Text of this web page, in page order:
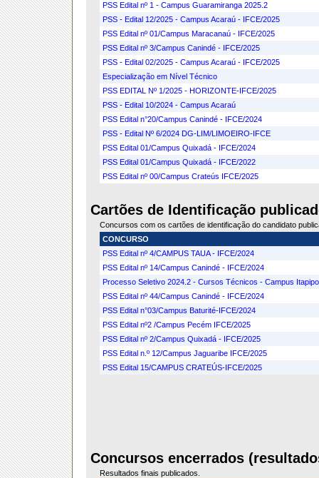
PSS Edital nº 1 - Campus Guaramiranga 2025.2
PSS - Edital 12/2025 - Campus Acaraú - IFCE/2025
PSS Edital nº 01/Campus Maracanaú - IFCE/2025
PSS Edital nº 3/Campus Canindé - IFCE/2025
PSS - Edital 02/2025 - Campus Acaraú - IFCE/2025
Especialização em Nível Técnico
PSS EDITAL Nº 1/2025 - HORIZONTE-IFCE/2025
PSS - Edital 10/2024 - Campus Acaraú
PSS Edital n°20/Campus Canindé - IFCE/2024
PSS - Edital Nº 6/2024 DG-LIM/LIMOEIRO-IFCE
PSS Edital 01/Campus Quixadá - IFCE/2024
PSS Edital 01/Campus Quixadá - IFCE/2022
PSS Edital nº 00/Campus Crateús IFCE/2025
Cartões de Identificação
Concursos com os cartões de identificação do candidato
CONCURSO
PSS Edital nº 4/CAMPUS TAUA - IFCE/2024
PSS Edital nº 14/Campus Canindé - IFCE/2024
Processo Seletivo 2024.2 - Cursos Técnicos - Campus
PSS Edital nº 44/Campus Canindé - IFCE/2024
PSS Edital n°03/Campus Baturité-IFCE/2024
PSS Edital nº2 /Campus Pecém IFCE/2025
PSS Edital nº 2/Campus Quixadá - IFCE/2025
PSS Edital n.º 12/Campus Jaguaribe IFCE/2025
PSS Edital 15/CAMPUS CRATEÚS-IFCE/2025
Concursos encerrados
Resultados finais publicados.